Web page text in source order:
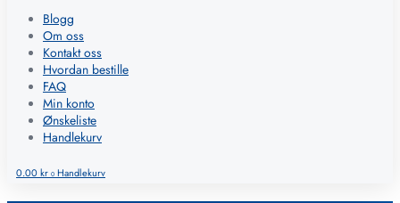
Blogg
Om oss
Kontakt oss
Hvordan bestille
FAQ
Min konto
Ønskeliste
Handlekurv
0.00kr 0 Handlekurv